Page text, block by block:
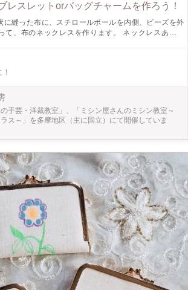
レスレットorバッグチャームを作ろう！
に縫った布に、スチロールボールを内側、ビーズを外
、布のネックレスを作ります。 ネックレスあるい
の手芸・洋裁教室」、「ミシン屋さんのミシン教室～
ス～」を多摩地区（主に国立）にて開催していま